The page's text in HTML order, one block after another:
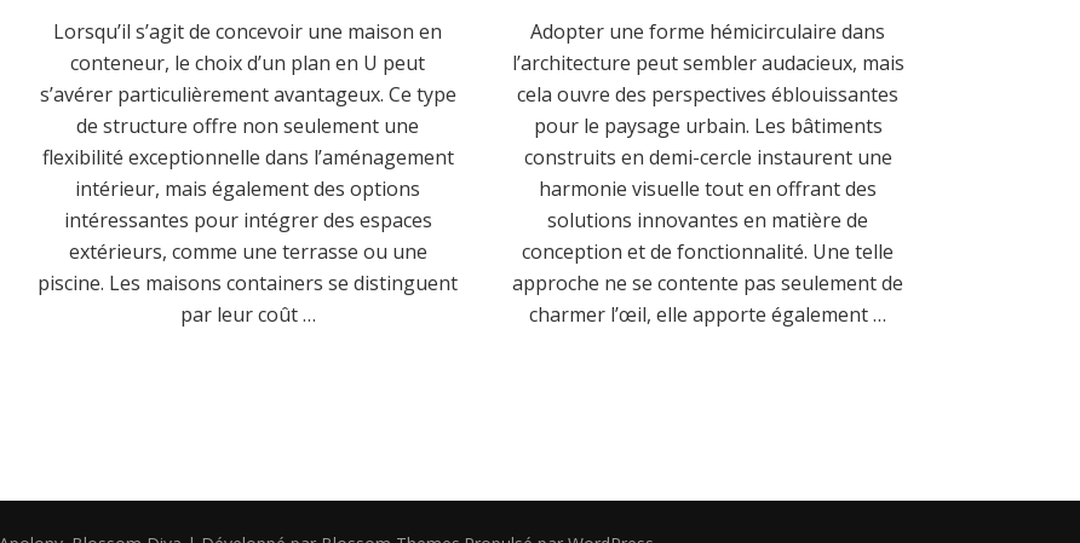
Lorsqu’il s’agit de concevoir une maison en
conteneur, le choix d’un plan en U peut
s’avérer particulièrement avantageux. Ce type
de structure offre non seulement une
flexibilité exceptionnelle dans l’aménagement
intérieur, mais également des options
intéressantes pour intégrer des espaces
extérieurs, comme une terrasse ou une
piscine. Les maisons containers se distinguent
par leur coût …
Adopter une forme hémicirculaire dans
l’architecture peut sembler audacieux, mais
cela ouvre des perspectives éblouissantes
pour le paysage urbain. Les bâtiments
construits en demi-cercle instaurent une
harmonie visuelle tout en offrant des
solutions innovantes en matière de
conception et de fonctionnalité. Une telle
approche ne se contente pas seulement de
charmer l’œil, elle apporte également …